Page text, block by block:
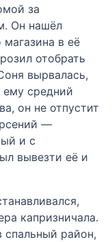
за
Он нашёл
в её
отобрать
вырвалась,
ему средний
он не отпустит
—
и с
вывезти её и
капризничала.
спальный район,